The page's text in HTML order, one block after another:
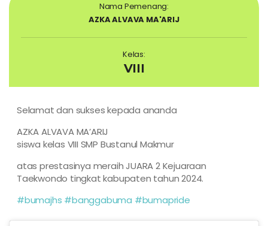
Nama Pemenang:
AZKA ALVAVA MA'ARIJ
Kelas:
VIII
Selamat dan sukses kepada ananda
AZKA ALVAVA MA’ARIJ
siswa kelas VIII SMP Bustanul Makmur
atas prestasinya meraih JUARA 2 Kejuaraan
Taekwondo tingkat kabupaten tahun 2024.
#bumajhs #banggabuma #bumapride